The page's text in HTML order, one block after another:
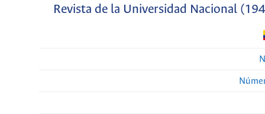
Revista de la Universidad Nacional